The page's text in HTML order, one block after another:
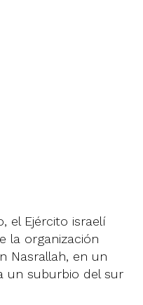
el Ejército israelí
la organización
Nasrallah, en un
un suburbio del sur